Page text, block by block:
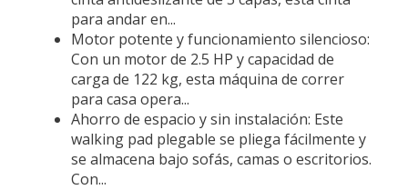
para andar en...
Motor potente y funcionamiento silencioso:
Con un motor de 2.5 HP y capacidad de
carga de 122 kg, esta máquina de correr
para casa opera...
Ahorro de espacio y sin instalación: Este
walking pad plegable se pliega fácilmente y
se almacena bajo sofás, camas o escritorios.
Con...